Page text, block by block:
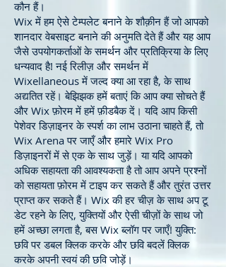
कौन हैं।
Wix में हम ऐसे टेम्पलेट बनाने के शौक़ीन हैं जो आपको
शानदार वेबसाइट बनाने की अनुमति देते हैं और यह आप
जैसे उपयोगकर्ताओं के समर्थन और प्रतिक्रिया के लिए
धन्यवाद है! नई रिलीज़ और समर्थन में
Wixellaneous में जल्द क्या आ रहा है, के साथ
अद्यतित रहें। बेझिझक हमें बताएं कि आप क्या सोचते हैं
और Wix फ़ोरम में हमें फ़ीडबैक दें। यदि आप किसी
पेशेवर डिज़ाइनर के स्पर्श का लाभ उठाना चाहते हैं, तो
Wix Arena पर जाएँ और हमारे Wix Pro
डिज़ाइनरों में से एक के साथ जुड़ें। या यदि आपको
अधिक सहायता की आवश्यकता है तो आप अपने प्रश्नों
को सहायता फ़ोरम में टाइप कर सकते हैं और तुरंत उत्तर
प्राप्त कर सकते हैं। Wix की हर चीज़ के साथ अप टू
डेट रहने के लिए, युक्तियों और ऐसी चीज़ों के साथ जो
हमें अच्छा लगता है, बस Wix ब्लॉग पर जाएँ! युक्ति:
छवि पर डबल क्लिक करके और छवि बदलें क्लिक
करके अपनी स्वयं की छवि जोड़ें।